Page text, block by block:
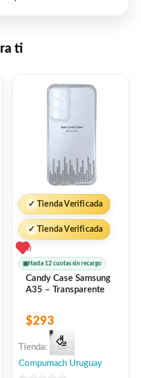
ti
✓ Tienda Verificada
✓ Tienda Verificada
0
▣ Hasta 12 cuotas sin recargo
Candy Case Samsung
A35 – Transparente
$293
Tienda:
Compumach Uruguay